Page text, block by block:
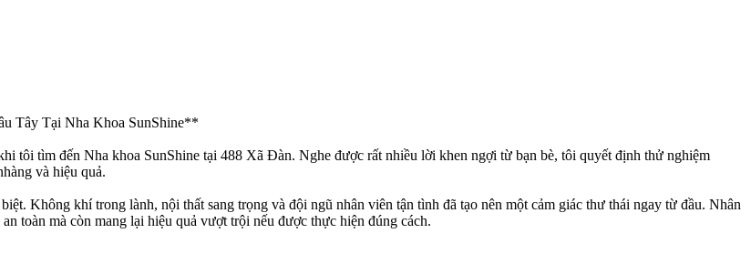
Tây Tại Nha Khoa SunShine**
tôi tìm đến Nha khoa SunShine tại 488 Xã Đàn. Nghe được rất nhiều lời khen ngợi từ bạn bè, tôi quyết định thử nghiệm
và hiệu quả.
Không khí trong lành, nội thất sang trọng và đội ngũ nhân viên tận tình đã tạo nên một cảm giác thư thái ngay từ đầu. Nhân
toàn mà còn mang lại hiệu quả vượt trội nếu được thực hiện đúng cách.